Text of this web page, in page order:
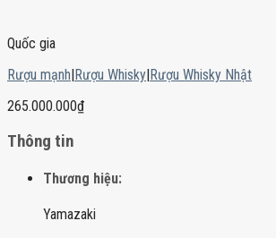
Quốc gia
Rượu mạnh|Rượu Whisky|Rượu Whisky Nhật
265.000.000₫
Thông tin
Thương hiệu:
Yamazaki